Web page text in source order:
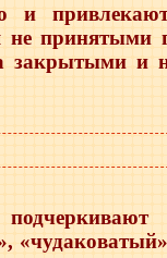
и
не принятыми
закрытыми и